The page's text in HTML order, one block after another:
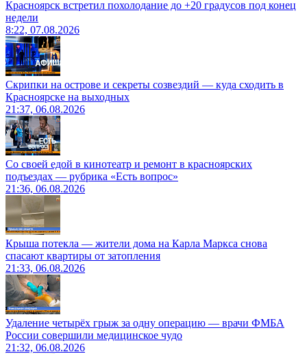
Красноярск встретил похолодание до +20 градусов под конец
недели
8:22, 07.08.2026
Скрипки на острове и секреты созвездий — куда сходить в
Красноярске на выходных
21:37, 06.08.2026
Со своей едой в кинотеатр и ремонт в красноярских
подъездах — рубрика «Есть вопрос»
21:36, 06.08.2026
Крыша потекла — жители дома на Карла Маркса снова
спасают квартиры от затопления
21:33, 06.08.2026
Удаление четырёх грыж за одну операцию — врачи ФМБА
России совершили медицинское чудо
21:32, 06.08.2026